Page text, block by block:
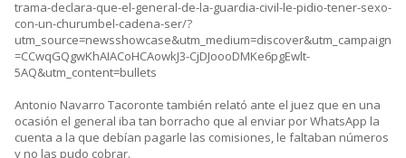
trama-declara-que-el-general-de-la-guardia-civil-le-pidio-tener-sexo-
con-un-churumbel-cadena-ser/?
utm_source=newsshowcase&utm_medium=discover&utm_campaign
=CCwqGQgwKhAIACoHCAowkJ3-CjDJoooDMKe6pgEwlt-
5AQ&utm_content=bullets
Antonio Navarro Tacoronte también relató ante el juez que en una
ocasión el general iba tan borracho que al enviar por WhatsApp la
cuenta a la que debían pagarle las comisiones, le faltaban números
y no las pudo cobrar.